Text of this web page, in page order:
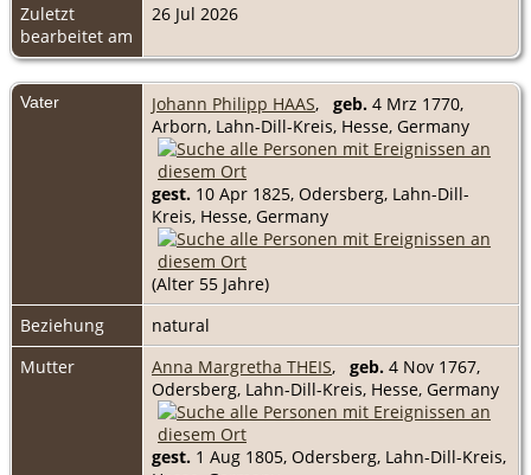
Zuletzt
bearbeitet am
26 Jul 2026
Vater Johann Philipp HAAS, geb. 4 Mrz 1770,
Arborn, Lahn-Dill-Kreis, Hesse, Germany
gest. 10 Apr 1825, Odersberg, Lahn-Dill-
Kreis, Hesse, Germany
(Alter 55 Jahre)
Beziehung
natural
Mutter
Anna Margretha THEIS, geb. 4 Nov 1767,
Odersberg, Lahn-Dill-Kreis, Hesse, Germany
gest. 1 Aug 1805, Odersberg, Lahn-Dill-Kreis,